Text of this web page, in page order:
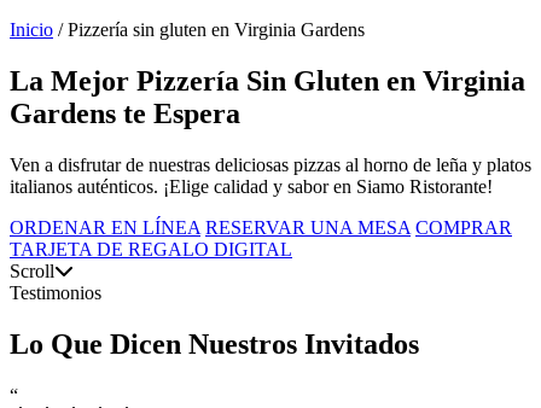
Inicio / Pizzería sin gluten en Virginia Gardens
La Mejor Pizzería Sin Gluten en Virginia
Gardens te Espera
Ven a disfrutar de nuestras deliciosas pizzas al horno de leña y platos
italianos auténticos. ¡Elige calidad y sabor en Siamo Ristorante!
ORDENAR EN LÍNEA RESERVAR UNA MESA COMPRAR
TARJETA DE REGALO DIGITAL
Scroll
Testimonios
Lo Que Dicen Nuestros Invitados
“